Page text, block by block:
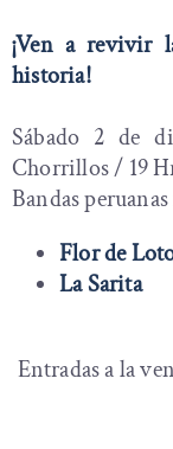
¡Ven a revivir
historia!
Sábado 2 de
Chorrillos / 19
Bandas
Flor de
La Sarita
Entradas a la